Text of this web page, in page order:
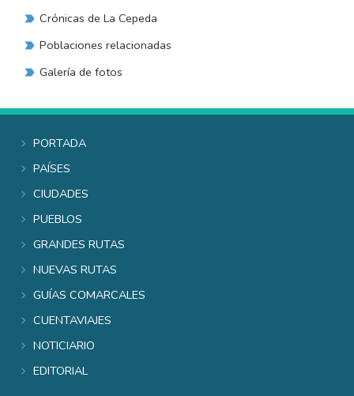
Crónicas de La Cepeda
Poblaciones relacionadas
Galería de fotos
Portada
Países
Ciudades
Pueblos
Grandes rutas
Nuevas rutas
Guías comarcales
Cuentaviajes
Noticiario
Editorial